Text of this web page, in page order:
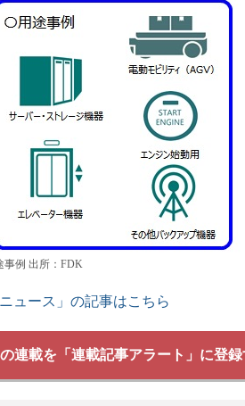
事例 出所：FDK
ュース」の記事はこちら
連載を「連載記事アラート」に登録